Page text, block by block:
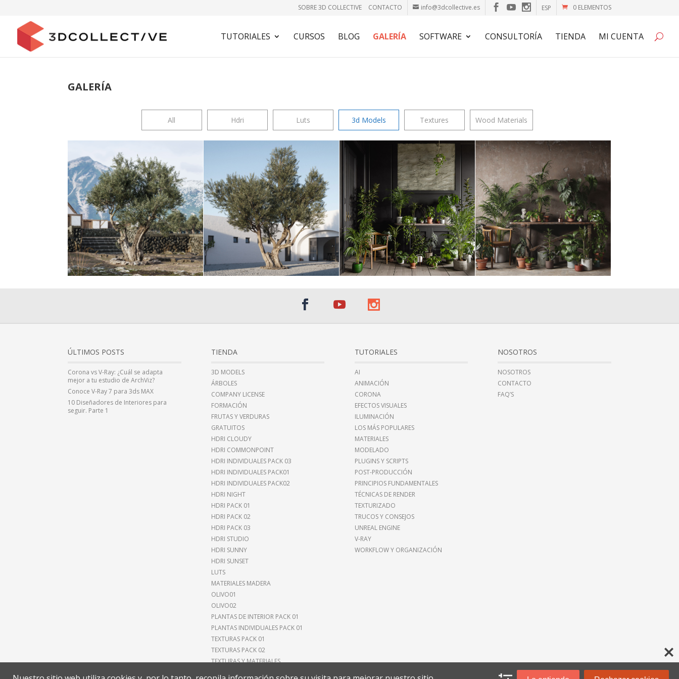
0 ELEMENTOS
ESP
info@3dcollective.es
SOBRE 3D COLLECTIVE CONTACTO
TUTORIALES CURSOS BLOG GALERÍA SOFTWARE CONSULTORÍA TIENDA MI CUENTA
GALERÍA
All Hdri Luts 3d Models Textures Wood Materials
ÚLTIMOS POSTS
Corona vs V-Ray: ¿Cuál se adapta
mejor a tu estudio de ArchViz?
Conoce V-Ray 7 para 3ds MAX
10 Diseñadores de Interiores para
seguir. Parte 1
TIENDA
3D MODELS
ÁRBOLES
COMPANY LICENSE
FORMACIÓN
FRUTAS Y VERDURAS
GRATUITOS
HDRI CLOUDY
HDRI COMMONPOINT
HDRI INDIVIDUALES PACK 03
HDRI INDIVIDUALES PACK01
HDRI INDIVIDUALES PACK02
HDRI NIGHT
HDRI PACK 01
HDRI PACK 02
HDRI PACK 03
HDRI STUDIO
HDRI SUNNY
HDRI SUNSET
LUTS
MATERIALES MADERA
OLIVO01
OLIVO02
PLANTAS DE INTERIOR PACK 01
PLANTAS INDIVIDUALES PACK 01
TEXTURAS PACK 01
TEXTURAS PACK 02
TEXTURAS Y MATERIALES
TUTORIALES
AI
ANIMACIÓN
CORONA
EFECTOS VISUALES
ILUMINACIÓN
LOS MÁS POPULARES
MATERIALES
MODELADO
PLUGINS Y SCRIPTS
POST-PRODUCCIÓN
PRINCIPIOS FUNDAMENTALES
TÉCNICAS DE RENDER
TEXTURIZADO
TRUCOS Y CONSEJOS
UNREAL ENGINE
V-RAY
WORKFLOW Y ORGANIZACIÓN
NOSOTROS
NOSOTROS
CONTACTO
FAQ’S